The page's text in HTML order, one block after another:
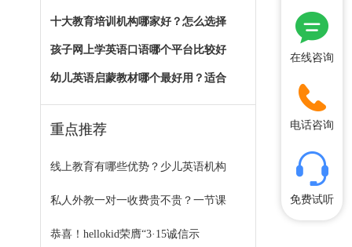
十大教育培训机构哪家好？怎么选择
孩子网上学英语口语哪个平台比较好
幼儿英语启蒙教材哪个最好用？适合
重点推荐
线上教育有哪些优势？少儿英语机构
私人外教一对一收费贵不贵？一节课
恭喜！hellokid荣膺“3·15诚信示
在线咨询
电话咨询
免费试听